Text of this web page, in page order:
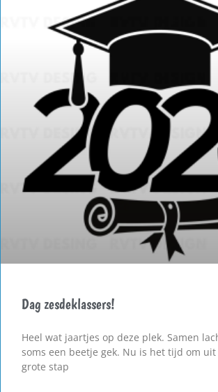
Dag zesdeklassers!
Heel wat jaartjes op deze plek. Samen
soms een beetje gek. Nu is het tijd om
grote stap